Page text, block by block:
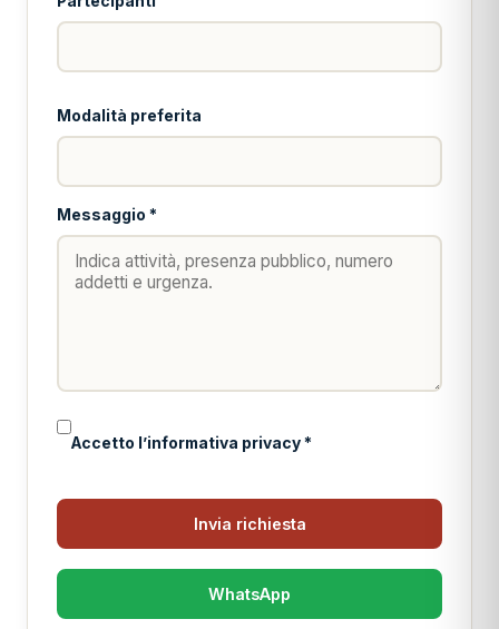
Modalità preferita
Messaggio *
Accetto l’informativa privacy *
Invia richiesta
WhatsApp